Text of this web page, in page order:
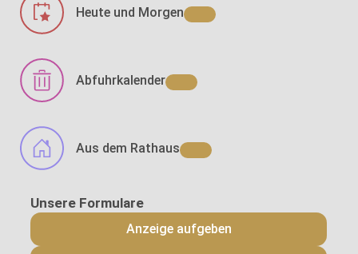
Heute und Morgen
Abfuhrkalender
Aus dem Rathaus
Anzeige aufgeben